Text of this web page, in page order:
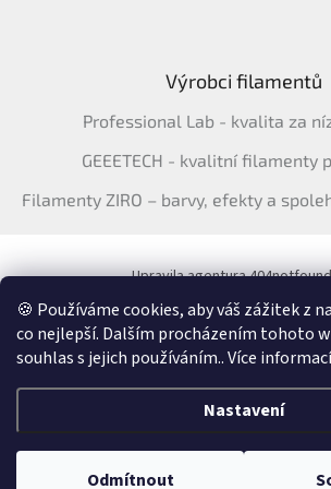
🍪 Používáme cookies, aby váš zážitek z
co nejlepší. Dalším procházením tohoto
souhlas s jejich používáním.. Více
Nastavení
Odmítnout
Výrobci filamentů
Professional Lab - kvalita za
GEEETECH - kvalitní filamenty
Filamenty ZIRO – barvy, efekty a
Upravila agentura
Katalog filamentů ERYONE pro
Vytvořil Shoptet &
Copyright 2026